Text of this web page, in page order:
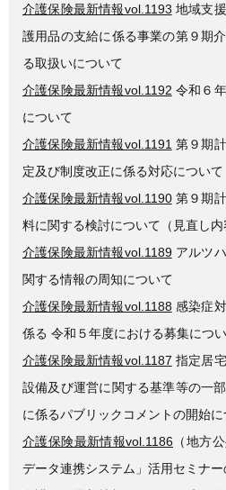
介護保険最新情報vol.1193 地域支
護用品の支給に係る事業の第９期
る取扱いについて
介護保険最新情報vol.1192 令和６
について
介護保険最新情報vol.1191 第９期
定及び制度改正に係る対応について
介護保険最新情報vol.1190第９期
料に関する検討について（見直し内
介護保険最新情報vol.1189アルツ
関する情報の周知について
介護保険最新情報vol.1188 感染症
係る 令和５年度における募集につ
介護保険最新情報vol.1187 指定居
設備及び運営に関する基準等の一
に係るパブリックコメントの開始に
介護保険最新情報vol.1186 （地方
データ連携システム」活用セミナ